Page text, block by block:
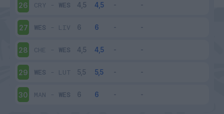
26 CRY - WES
27 WES - LIV
28 CHE - WES
29 WES - LUT
30 MAN - WES